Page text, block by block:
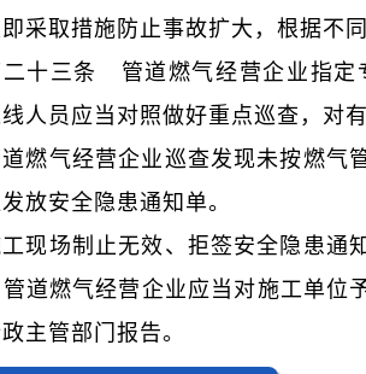
采取措施防止事故扩大，根据不
二十三条 管道燃气经营企业指定
人员应当对照做好重点巡查，对
燃气经营企业巡查发现未按燃气
放安全隐患通知单。
现场制止无效、拒签安全隐患通
道燃气经营企业应当对施工单位
主管部门报告。